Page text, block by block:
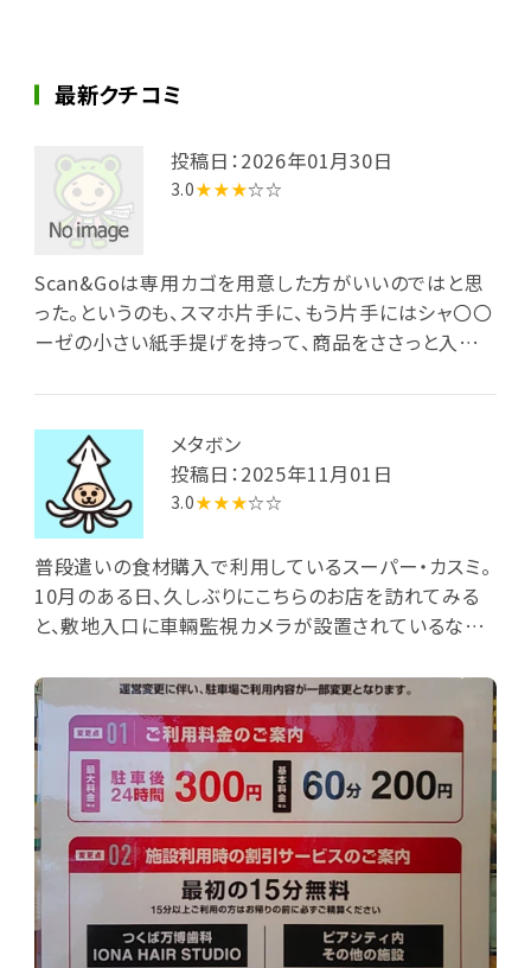
最新クチコミ
投稿日：2026年01月30日
3.0★★★☆☆
Scan&Goは専用カゴを用意した方がいいのではと思
った。というのも、スマホ片手に、もう片手にはシャ〇〇
ーゼの小さい紙手提げを持って、商品をささっと入れ
scan&goですって言ってたけど、ぱっと見、そのまま店
を出てもわからないんじゃないかなって思った。客とし
ても他の客の行動に驚くのでシステム変えた方がいい
と思う。
メタボン
投稿日：2025年11月01日
3.0★★★☆☆
普段遣いの食材購入で利用しているスーパー・カスミ。
10月のある日、久しぶりにこちらのお店を訪れてみる
と、敷地入口に車輛監視カメラが設置されているなど、
ー告知によれば、今まで無料だった駐車場が、前月9月
24日より有料駐車場になったとのこと。これに伴い、店
前には精算機も設置されていました。TXみどりの駅近
くのカスミ・ライフガーデンみどりの店では、オープン当
初より類似の有料駐車システムを導入してましたが、こ
ちらのお店にも遅ればせながらそんな波が来たかと、
思わずため息です。「最初の15分無料」ですが、利用時
間が長ければ精算が必要なので、ちょっと手間でもあ
るなと感じます。敷地内の混雑緩和等に役立てば良い
のですが。